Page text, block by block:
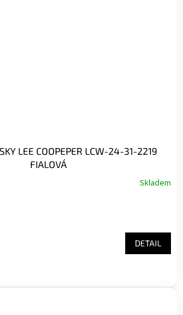
LEE COOPEPER LCW-24-31-2219
FIALOVÁ
Skladem
DETAIL